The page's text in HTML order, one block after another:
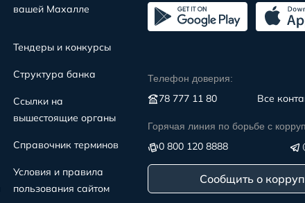
вашей Махалле
Тендеры и конкурсы
Структура банка
Ссылки на
вышестоящие органы
Справочник терминов
Условия и правила
пользования сайтом
Телефон доверия:
78 777 11 80 Все
Горячая линия по борьбе с
0 800 120 8888
Сообщить о